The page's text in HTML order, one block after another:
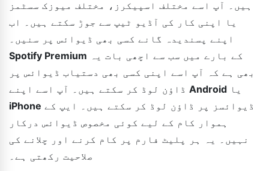
ہیں۔ آپ اسے مختلف اسپیکرز، مختلف میوزک سسٹمز
یا اپنی کار کی آڈیو ٹیپ سے جوڑ سکتے ہیں۔ اب
اپنے پسندیدہ گانے کسی بھی ڈیوائس پر سنیں۔
Spotify Premium
بھی ہے کہ آپ اسے اپنی کسی بھی دستیاب ڈیوائس پر
Android یا
iPhone
ہموار کام کے لیے کوئی مخصوص ڈیوائس درکار
نہیں۔ یہ ہر پلیٹ فارم پر کام کرنے اور چلانے کی
صلاحیت رکھتی ہے۔